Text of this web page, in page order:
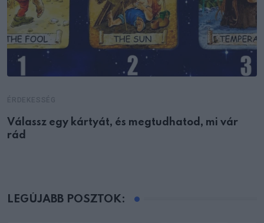
Válassz egy kártyát, és megtudhatod, mi vár
rád
LEGÚJABB POSZTOK: